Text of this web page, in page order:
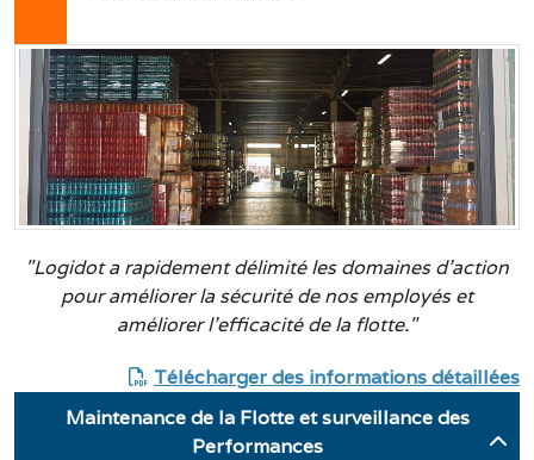
"Logidot a rapidement délimité les domaines d'action
pour améliorer la sécurité de nos employés et
améliorer l'efficacité de la flotte."
Télécharger des informations détaillées
Maintenance de la Flotte et surveillance des
Performances